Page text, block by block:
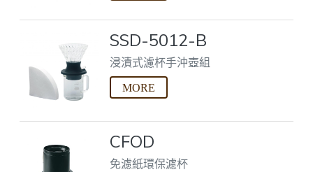
SSD-5012-B
浸漬式濾杯手沖壺組
CFOD
免濾紙環保濾杯